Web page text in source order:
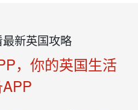
新英国攻略
，你的英国生活